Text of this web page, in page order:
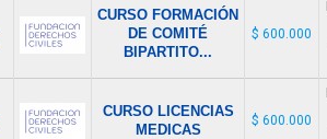
CURSO FORMACIÓN
DE COMITÉ
BIPARTITO...
$ 600.000
CURSO LICENCIAS
MEDICAS
$ 600.000